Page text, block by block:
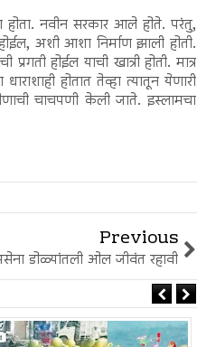
होता. नवीन सरकार आले होते. परंतु,
अशी आशा निर्माण झाली होती.
होईल याची खात्री होती. मात्र
होतात तेव्हा त्यातून येणारी
चाचपणी केली जाते. इस्लामचा
Previous
डोळ्यांतली ओल जीवंत रहावी